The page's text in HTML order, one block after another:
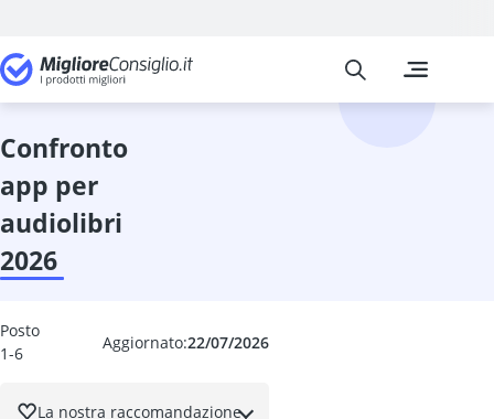
Commercio,
Abbeveratoio
Migliore Consiglio
confronto
app per
audiolibri
2026
Aggiornato:22/07/2026
Posto
1-6
La nostra raccomandazione